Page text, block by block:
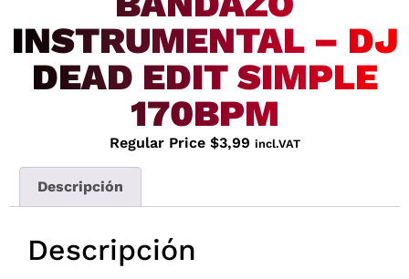
INSTRUMENTAL – DJ
DEAD EDIT SIMPLE
170BPM
Regular Price $3,99 incl.VAT
Descripción
Descripción